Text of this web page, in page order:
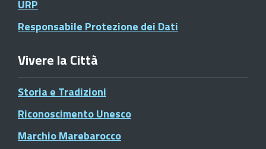
URP
Responsabile Protezione dei Dati
Vivere la Città
Storia e Tradizioni
Riconoscimento Unesco
Marchio Marebarocco